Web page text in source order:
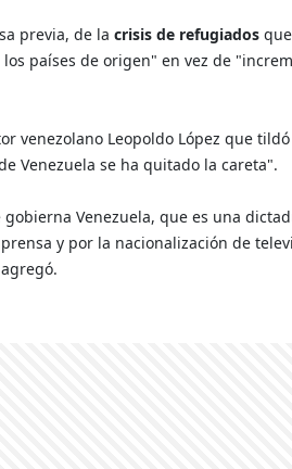
previa, de la crisis de refugiados
países de origen" en vez de
venezolano Leopoldo López que
Venezuela se ha quitado la careta".
Venezuela, que es una
y por la nacionalización de